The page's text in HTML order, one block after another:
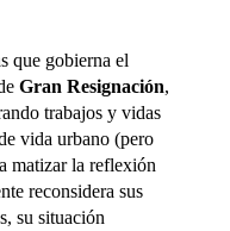
que gobierna el
Gran Resignación,
trabajos y vidas
vida urbano (pero
matizar la reflexión
reconsidera sus
su situación